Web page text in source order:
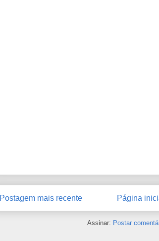
Postagem mais recente Página
Assinar: Postar